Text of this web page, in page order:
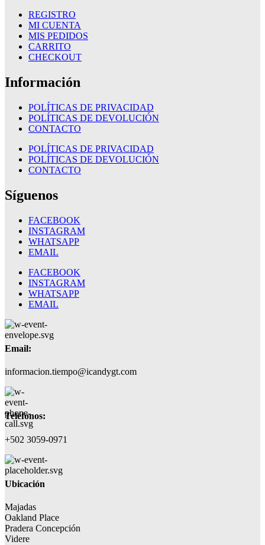
REGISTRO
MI CUENTA
MIS PEDIDOS
CARRITO
CHECKOUT
Información
POLÍTICAS DE PRIVACIDAD
POLÍTICAS DE DEVOLUCIÓN
CONTACTO
POLÍTICAS DE PRIVACIDAD
POLÍTICAS DE DEVOLUCIÓN
CONTACTO
Síguenos
FACEBOOK
INSTAGRAM
WHATSAPP
EMAIL
FACEBOOK
INSTAGRAM
WHATSAPP
EMAIL
Email:
informacion.tiempo@icandygt.com
Teléfonos:
+502 3059-0971
Ubicación
Majadas
Oakland Place
Pradera Concepción
Videre